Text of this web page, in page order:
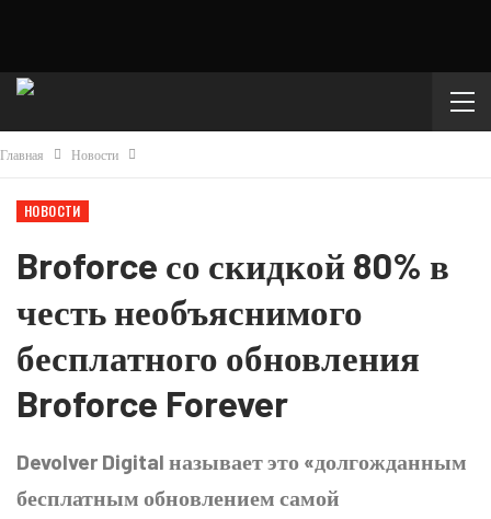
Главная Новости
НОВОСТИ
Broforce со скидкой 80% в
честь необъяснимого
бесплатного обновления
Broforce Forever
Devolver Digital называет это «долгожданным
бесплатным обновлением самой